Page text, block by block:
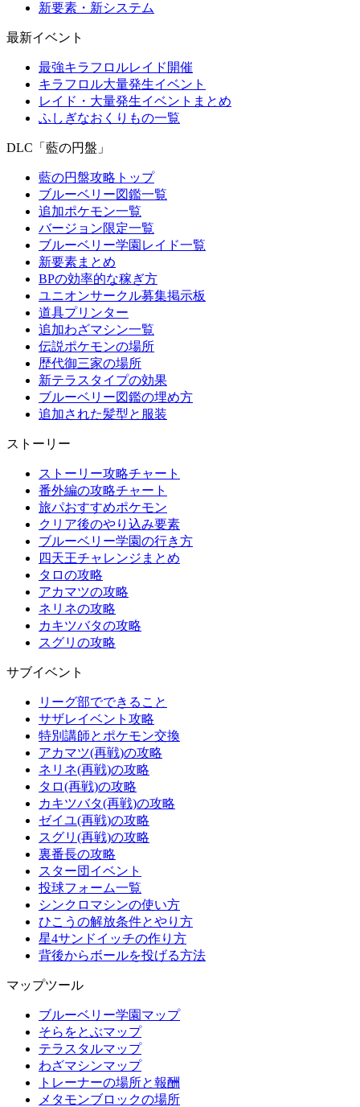
新要素・新システム
最新イベント
最強キラフロルレイド開催
キラフロル大量発生イベント
レイド・大量発生イベントまとめ
ふしぎなおくりもの一覧
DLC「藍の円盤」
藍の円盤攻略トップ
ブルーベリー図鑑一覧
追加ポケモン一覧
バージョン限定一覧
ブルーベリー学園レイド一覧
新要素まとめ
BPの効率的な稼ぎ方
ユニオンサークル募集掲示板
道具プリンター
追加わざマシン一覧
伝説ポケモンの場所
歴代御三家の場所
新テラスタイプの効果
ブルーベリー図鑑の埋め方
追加された髪型と服装
ストーリー
ストーリー攻略チャート
番外編の攻略チャート
旅パおすすめポケモン
クリア後のやり込み要素
ブルーベリー学園の行き方
四天王チャレンジまとめ
タロの攻略
アカマツの攻略
ネリネの攻略
カキツバタの攻略
スグリの攻略
サブイベント
リーグ部でできること
サザレイベント攻略
特別講師とポケモン交換
アカマツ(再戦)の攻略
ネリネ(再戦)の攻略
タロ(再戦)の攻略
カキツバタ(再戦)の攻略
ゼイユ(再戦)の攻略
スグリ(再戦)の攻略
裏番長の攻略
スター団イベント
投球フォーム一覧
シンクロマシンの使い方
ひこうの解放条件とやり方
星4サンドイッチの作り方
背後からボールを投げる方法
マップツール
ブルーベリー学園マップ
そらをとぶマップ
テラスタルマップ
わざマシンマップ
トレーナーの場所と報酬
メタモンブロックの場所